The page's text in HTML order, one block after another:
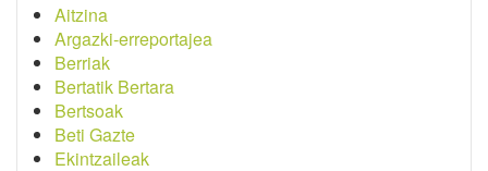
Aitzina
Argazki-erreportajea
Berriak
Bertatik Bertara
Bertsoak
Beti Gazte
Ekintzaileak